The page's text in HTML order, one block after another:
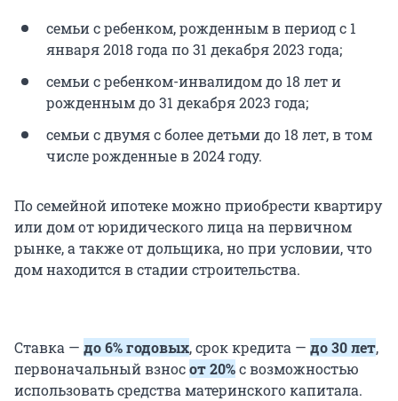
семьи с ребенком, рожденным в период с 1
января 2018 года по 31 декабря 2023 года;
семьи с ребенком-инвалидом до 18 лет и
рожденным до 31 декабря 2023 года;
семьи с двумя с более детьми до 18 лет, в том
числе рожденные в 2024 году.
По семейной ипотеке можно приобрести квартиру
или дом от юридического лица на первичном
рынке, а также от дольщика, но при условии, что
дом находится в стадии строительства.
Ставка — до 6% годовых, срок кредита — до 30 лет,
первоначальный взносот 20%с возможностью
использовать средства материнского капитала.